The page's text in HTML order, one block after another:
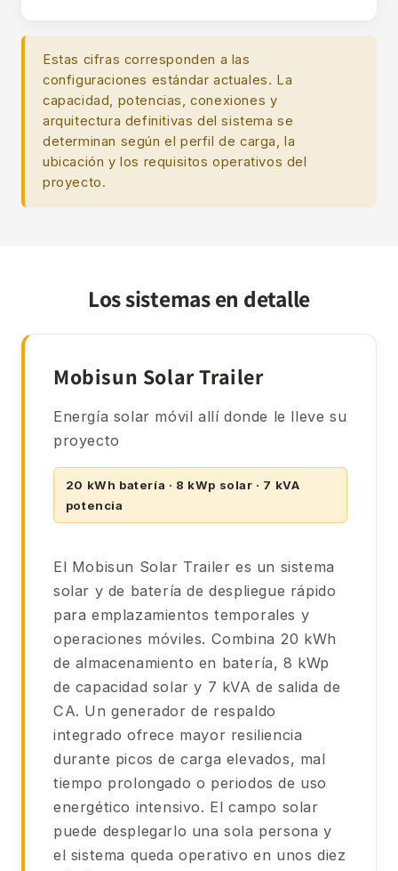
Estas cifras corresponden a las
configuraciones estándar actuales. La
capacidad, potencias, conexiones y
arquitectura definitivas del sistema se
determinan según el perfil de carga, la
ubicación y los requisitos operativos del
proyecto.
Los sistemas en detalle
Mobisun Solar Trailer
Energía solar móvil allí donde le lleve su
proyecto
20 kWh batería · 8 kWp solar · 7 kVA
potencia
El Mobisun Solar Trailer es un sistema
solar y de batería de despliegue rápido
para emplazamientos temporales y
operaciones móviles. Combina 20 kWh
de almacenamiento en batería, 8 kWp
de capacidad solar y 7 kVA de salida de
CA. Un generador de respaldo
integrado ofrece mayor resiliencia
durante picos de carga elevados, mal
tiempo prolongado o periodos de uso
energético intensivo. El campo solar
puede desplegarlo una sola persona y
el sistema queda operativo en unos diez